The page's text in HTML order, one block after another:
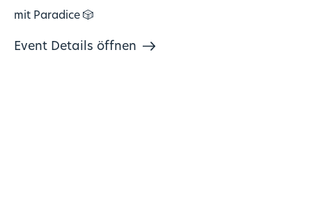
mit Paradice 🎲
Event Details öffnen